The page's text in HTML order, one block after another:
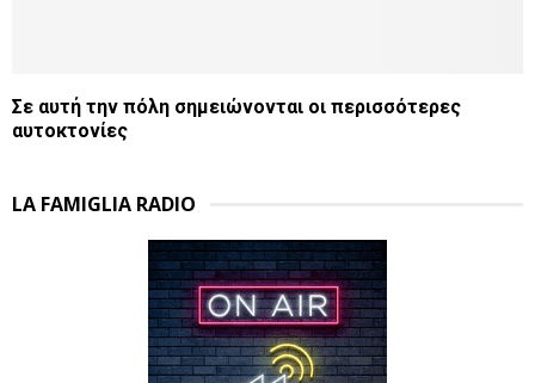
Σε αυτή την πόλη σημειώνονται οι περισσότερες
αυτοκτονίες
LA FAMIGLIA RADIO